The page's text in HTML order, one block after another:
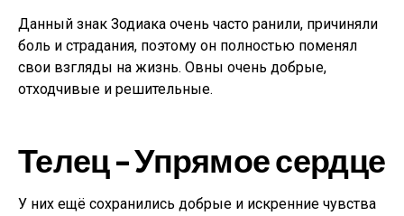
Данный знак Зодиака очень часто ранили, причиняли
боль и страдания, поэтому он полностью поменял
свои взгляды на жизнь. Овны очень добрые,
отходчивые и решительные.
Телец – Упрямое сердце
У них ещё сохранились добрые и искренние чувства